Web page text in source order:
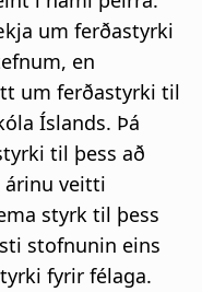
um ferðastyrki
en
um ferðastyrki til
Íslands. Þá
til þess að
árinu veitti
styrk til þess
stofnunin eins
fyrir félaga.